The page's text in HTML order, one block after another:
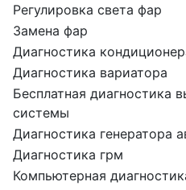
Регулировка света фар
Замена фар
Диагностика
Диагностика вариатора
Бесплатная диагностика
системы
Диагностика генератора
Диагностика грм
Компьютерная